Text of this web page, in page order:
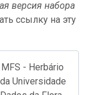
версия набора
ссылку на эту
- Herbário
Universidade